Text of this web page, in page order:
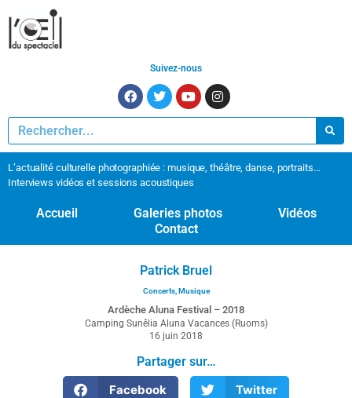
Suivez-nous
L’actualité culturelle photographiée : musique, théâtre, danse, portraits…
Interviews vidéos et sessions acoustiques
Accueil Galeries photos
Vidéos
Contact
Patrick Bruel
Concerts,Musique
Ardèche Aluna Festival – 2018
Camping Sunêlia Aluna Vacances (Ruoms)
16 juin 2018
Partager sur…
Facebook
Twitter